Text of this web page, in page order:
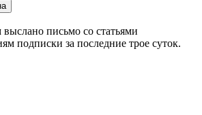
выслано письмо со статьями
подписки за последние трое суток.